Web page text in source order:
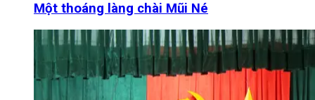
Một thoáng làng chài Mũi Né